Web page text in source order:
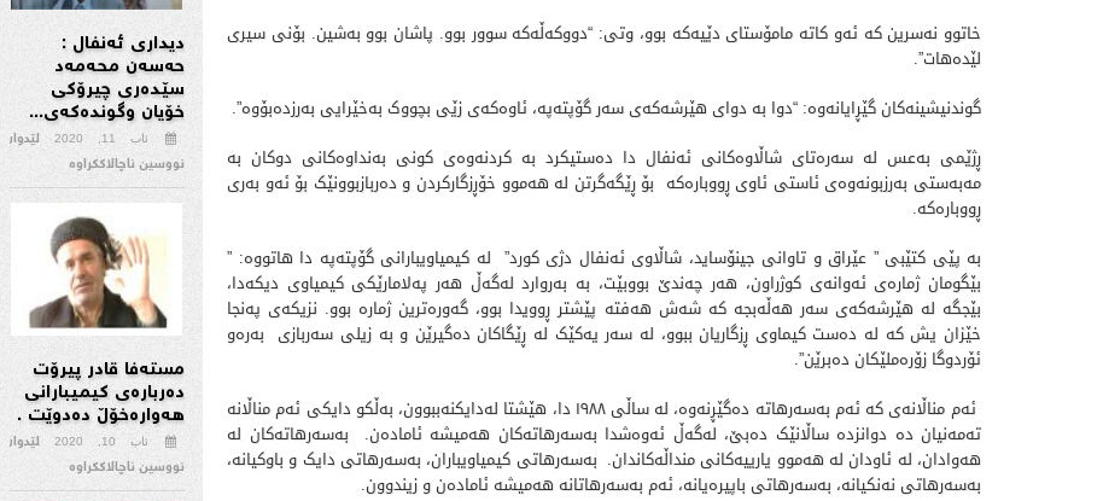
خاتوو نه‌سرین که‌ ئه‌و کاته‌ مامۆستای دێیه‌که‌ بوو، وتی: “دووکه‌ڵه‌که‌ سوور بوو. پاشان بوو به‌شین. بۆنی سیری
لێده‌هات”.
گوندنیشینه‌کان گێڕایانه‌وه‌: “دوا به‌ دوای هێرشه‌که‌ی سه‌ر گۆپته‌په‌، ئاوه‌که‌ی زێی بچووک به‌خێرایی به‌رزده‌بۆوه‌”.
ڕژێمی به‌عس له‌ سه‌ره‌تای شاڵاوه‌کانی ئه‌نفال دا ده‌ستیکرد به‌ کردنه‌وه‌ی کونی به‌نداوه‌کانی دوکان به‌
مه‌به‌ستی به‌رزبونه‌وه‌ی ئاستی ئاوی ڕووباره‌که‌ بۆ ڕێگه‌گرتن له‌ هه‌موو خۆڕزگارکردن و ده‌ربازبوونێک بۆ ئه‌و به‌ری
ڕووباره‌که‌.
به‌ پێی کتێبی ” عێراق و تاوانی جینۆساید، شاڵاوی ئه‌نفال دژی کورد” له‌ کیمیاویبارانی گۆپته‌په دا‌ هاتووە: ”
بێگومان ژماره‌ی ئه‌وانه‌ی کوژراون، هه‌ر چه‌ندێ بووبێت، به‌ به‌روارد له‌گه‌ڵ هه‌ر په‌لامارێکی کیمیاوی دیکەدا،
بێجگه‌ له‌ هێرشه‌که‌ی سه‌ر هه‌ڵه‌بجه‌ که‌ شه‌ش هه‌فته‌ پێشتر ڕوویدا بوو، گه‌وره‌ترین ژماره‌ بوو. نزیکه‌ی په‌نجا
خێزان یش که‌ له‌ ده‌ست کیماوی ڕزگاریان ببوو، له‌ سه‌ر یه‌کێک له‌ ڕێگاکان ده‌گیرێن و به‌ زیلی سەربازی به‌ره‌و
ئۆردوگا زۆره‌ملێکان ده‌برێن”.
ئه‌م مناڵانه‌ی که‌ ئه‌م به‌سه‌رهاته‌ ده‌گێڕنه‌وه، له‌‌ ساڵی ١٩٨٨ دا، هێشتا له‌دایکنه‌ببوون، به‌ڵکو دایکی ئه‌م مناڵانه‌
ته‌مه‌نیان ده‌ دوانزده‌ ساڵانێک ده‌بێ، له‌گه‌ڵ ئه‌وه‌شدا به‌سه‌رهاته‌کان هه‌میشه ‌ئاماده‌ن. به‌سه‌رهاته‌کان له‌
هه‌وادان‌، له‌ ئاودان‌ له‌ هه‌موو یارییه‌کانی منداڵه‌کاندان‌. ‌ به‌سه‌رهاتی کیمیاویباران، به‌سه‌رهاتی دایک و باوکیانه‌،
به‌سه‌رهاتی نه‌نکیانه‌، به‌سه‌رهاتی باپیره‌یانه،‌‌ ئه‌م به‌سه‌رهاتانه‌ هه‌میشه‌ ئاماده‌ن و زیندوون.
دیداری ئەنفال :
حەسەن محەمەد
سێدەری چیرۆکی
خۆیان وگوندەکەی...
ئاب 11, 2020
لێدوان
نووسین ناچالاککراوە
مستەفا قادر پیرۆت
دەربارەی كیمیبارانی
هەوارەخۆڵ‌ دەدوێت .
ئاب 10, 2020
لێدوان
نووسین ناچالاککراوە